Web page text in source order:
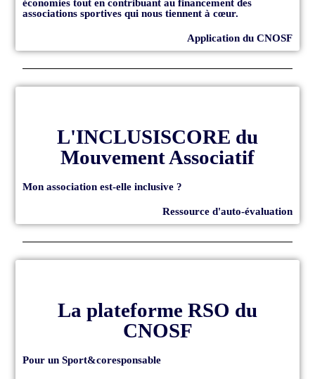
économies tout en contribuant au financement des
associations sportives qui nous tiennent à cœur.
Application du CNOSF
L'INCLUSISCORE du
Mouvement Associatif
Mon association est-elle inclusive ?
Ressource d'auto-évaluation
La plateforme RSO du
CNOSF
Pour un Sport&coresponsable